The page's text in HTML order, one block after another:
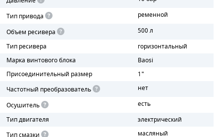
Тип привода
ременной
Объем ресивера
500 л
Тип ресивера
горизонтальный
Марка винтового блока
Baosi
Присоединительный размер
1"
Частотный преобразователь
нет
Осушитель
есть
Тип двигателя
электрический
Тип смазки
масляный
ДЕТАЛИ ПОГРУЖНЫХ НАСОСОВ
ШЛАНГИ ДЛЯ МОТОПОМП
ДЛЯ ВАКУУМНЫХ НАСОСОВ